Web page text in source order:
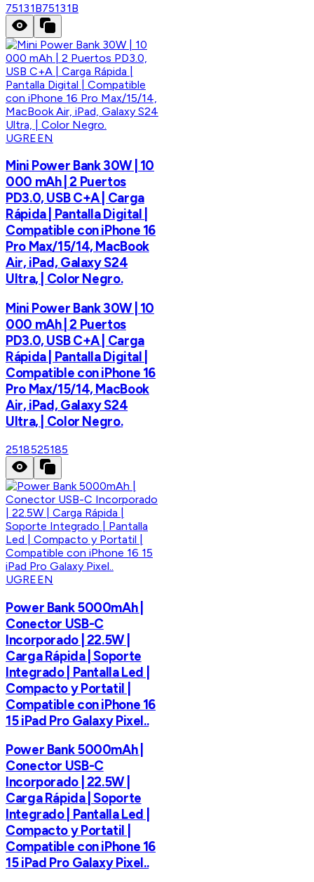
75131B75131B
UGREEN
Mini Power Bank 30W | 10
000 mAh | 2 Puertos
PD3.0, USB C+A | Carga
Rápida | Pantalla Digital |
Compatible con iPhone 16
Pro Max/15/14, MacBook
Air, iPad, Galaxy S24
Ultra, | Color Negro.
Mini Power Bank 30W | 10
000 mAh | 2 Puertos
PD3.0, USB C+A | Carga
Rápida | Pantalla Digital |
Compatible con iPhone 16
Pro Max/15/14, MacBook
Air, iPad, Galaxy S24
Ultra, | Color Negro.
2518525185
UGREEN
Power Bank 5000mAh |
Conector USB-C
Incorporado | 22.5W |
Carga Rápida | Soporte
Integrado | Pantalla Led |
Compacto y Portatil |
Compatible con iPhone 16
15 iPad Pro Galaxy Pixel..
Power Bank 5000mAh |
Conector USB-C
Incorporado | 22.5W |
Carga Rápida | Soporte
Integrado | Pantalla Led |
Compacto y Portatil |
Compatible con iPhone 16
15 iPad Pro Galaxy Pixel..